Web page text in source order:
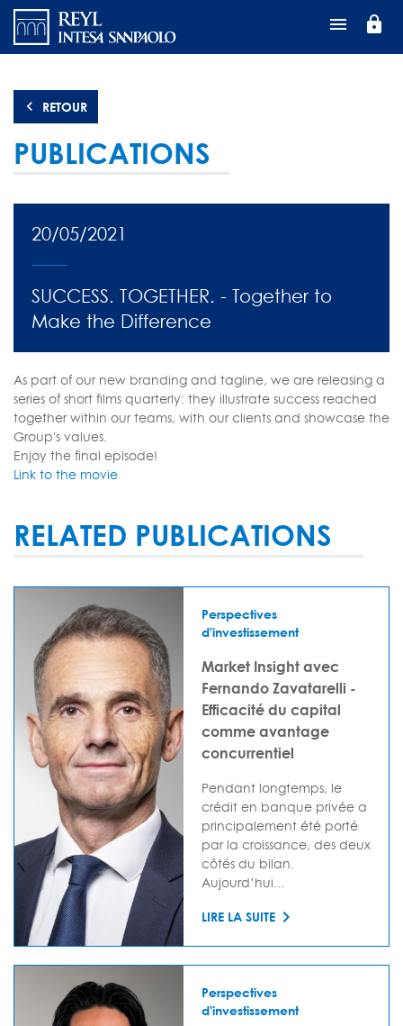
Aller
contenu
lock
RETOUR
PUBLICATIONS
20/05/2021
SUCCESS. TOGETHER. - Together to
Make the Difference
As part of our new branding and tagline, we are releasing a
series of short films quarterly: they illustrate success reached
together within our teams, with our clients and showcase the
Group's values.
Enjoy the final episode!
Link to the movie
RELATED PUBLICATIONS
Perspectives
d'investissement
Market Insight avec
Fernando Zavatarelli -
Efficacité du capital
comme avantage
concurrentiel
Pendant longtemps, le
crédit en banque privée a
principalement été porté
par la croissance, des deux
côtés du bilan.
Aujourd’hui...
LIRE LA SUITE
Perspectives
d'investissement